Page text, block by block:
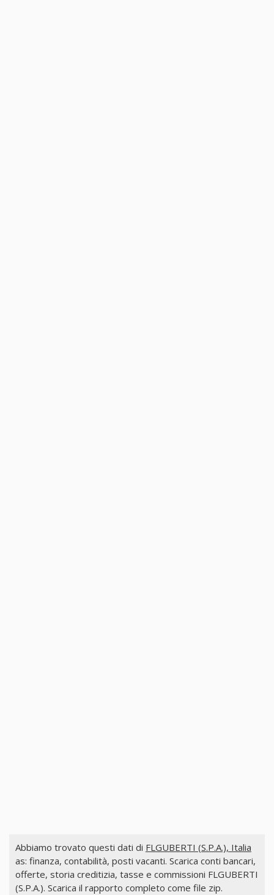
Abbiamo trovato questi dati di FLGUBERTI (S.P.A.), Italia
as: finanza, contabilità, posti vacanti. Scarica conti bancari,
offerte, storia creditizia, tasse e commissioni FLGUBERTI
(S.P.A.). Scarica il rapporto completo come file zip.